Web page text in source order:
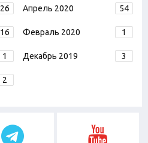
26 Апрель 2020 54
16 Февраль 2020 1
1 Декабрь 2019 3
2